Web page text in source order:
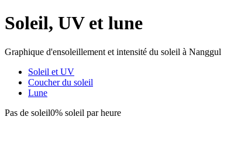
Soleil, UV et lune
Graphique d'ensoleillement et intensité du soleil à Nanggul
Soleil et UV
Coucher du soleil
Lune
Pas de soleil0% soleil par heure